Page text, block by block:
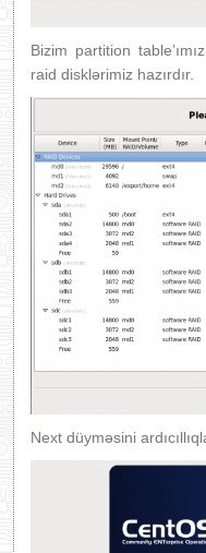
Bizim partition
raid disklərimiz hazırdır.
Next düyməsini